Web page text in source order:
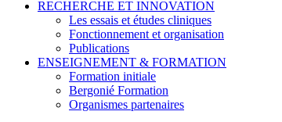
RECHERCHE ET INNOVATION
Les essais et études cliniques
Fonctionnement et organisation
Publications
ENSEIGNEMENT & FORMATION
Formation initiale
Bergonié Formation
Organismes partenaires